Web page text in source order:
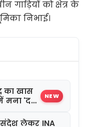
गाड़ियों को क्षेत्र के
निभाई।
का खास
मना 'द
NEW
संदेश लेकर INA